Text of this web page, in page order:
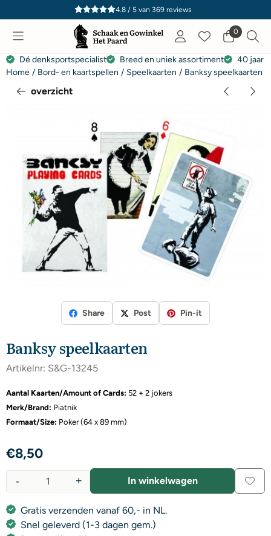
Cookievoorkeuren zijn momenteel gesloten.
4.8 / 5van 369reviews
0
Dé denksportspecialist Breed en uniek assortiment
40 jaar
Home / Bord- en kaartspellen / Speelkaarten / Banksy speelkaarten
overzicht
Share Post Pin-it
Banksy speelkaarten
Artikelnr: S&G-13245
Aantal Kaarten/Amount of Cards: 52 + 2 jokers
Merk/Brand: Piatnik
Formaat/Size: Poker (64 x 89 mm)
€8,50
+
- In winkelwagen
Gratis verzenden vanaf 60,- in NL.
Snel geleverd (1-3 dagen gem.)